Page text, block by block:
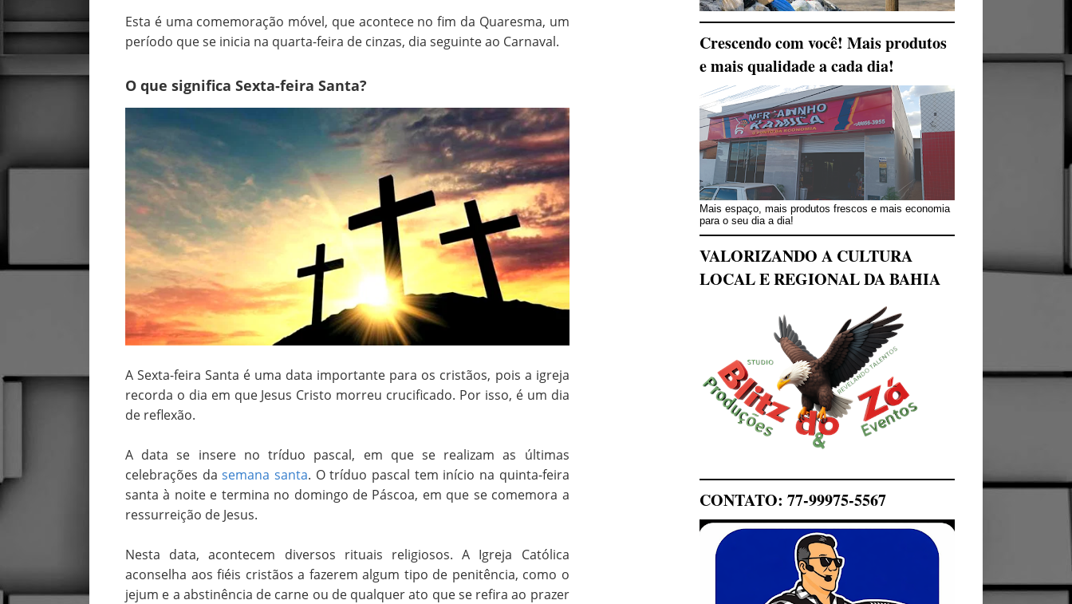
Esta é uma comemoração móvel, que acontece no fim da Quaresma, um
período que se inicia na quarta-feira de cinzas, dia seguinte ao Carnaval.
O que significa Sexta-feira Santa?
A Sexta-feira Santa é uma data importante para os cristãos, pois a igreja
recorda o dia em que Jesus Cristo morreu crucificado. Por isso, é um dia
de reflexão.
A data se insere no tríduo pascal, em que se realizam as últimas
celebrações dasemana santa. O tríduo pascal tem início na quinta-feira
santa à noite e termina no domingo de Páscoa, em que se comemora a
ressurreição de Jesus.
Nesta data, acontecem diversos rituais religiosos. A Igreja Católica
aconselha aos fiéis cristãos a fazerem algum tipo de penitência, como o
jejum e a abstinência de carne ou de qualquer ato que se refira ao prazer
Crescendo com você! Mais produtos
e mais qualidade a cada dia!
Mais espaço, mais produtos frescos e mais economia
para o seu dia a dia!
VALORIZANDO A CULTURA
LOCAL E REGIONAL DA BAHIA
CONTATO: 77-99975-5567